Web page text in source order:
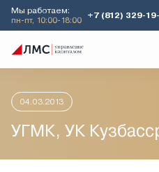
Мы работаем:
пн-пт, 10:00-18:00
+7 (812) 329-
Главная Аналитика
04.03.2013
УГМК, УК